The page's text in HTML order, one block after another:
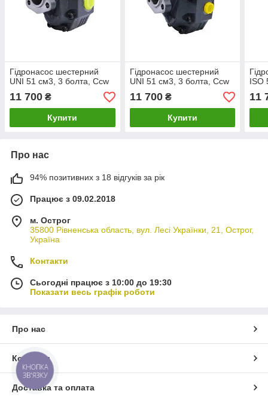
Гідронасос шестерний
UNI 51 см3, 3 болта, Ccw
11 700 ₴
Купити
Гідронасос шестерний
UNI 51 см3, 3 болта, Ccw
11 700₴
Купити
ISO
11
Про нас
94% позитивних з 18 відгуків за рік
Працює з 09.02.2018
м. Острог
35800 Рівненська область, вул. Лесі Українки, 21, Острог,
Україна
Контакти
Сьогодні працює з 10:00 до 19:30
Показати весь графік роботи
Про нас
Контакти
Доставка та оплата
КНОПКА
ЗВ'ЯЗКУ